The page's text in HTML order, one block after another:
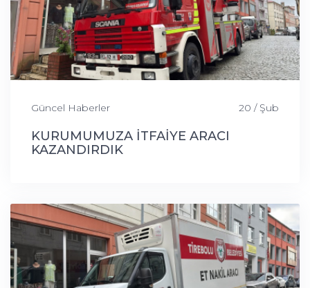
Güncel Haberler 20 / Şub
KURUMUMUZA İTFAİYE ARACI
KAZANDIRDIK